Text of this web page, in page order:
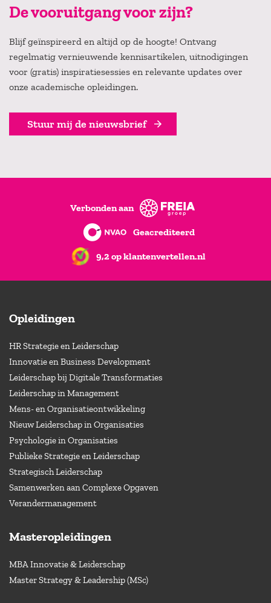
De vooruitgang voor zijn?
Blijf geïnspireerd en altijd op de hoogte! Ontvang
regelmatig vernieuwende kennisartikelen, uitnodigingen
voor (gratis) inspiratiesessies en relevante updates over
onze academische opleidingen.
Stuur mij de nieuwsbrief
Verbonden aan
Geacrediteerd
9,2 op klantenvertellen.nl
Opleidingen
HR Strategie en Leiderschap
Innovatie en Business Development
Leiderschap bij Digitale Transformaties
Leiderschap in Management
Mens- en Organisatieontwikkeling
Nieuw Leiderschap in Organisaties
Psychologie in Organisaties
Publieke Strategie en Leiderschap
Strategisch Leiderschap
Samenwerken aan Complexe Opgaven
Verandermanagement
Masteropleidingen
MBA Innovatie & Leiderschap
Master Strategy & Leadership (MSc)